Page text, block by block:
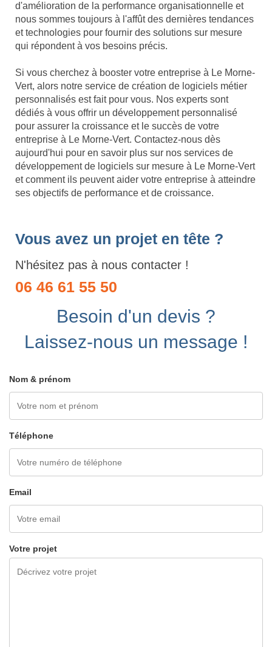
d'amélioration de la performance organisationnelle et
nous sommes toujours à l'affût des dernières tendances
et technologies pour fournir des solutions sur mesure
qui répondent à vos besoins précis.
Si vous cherchez à booster votre entreprise à Le Morne-
Vert, alors notre service de création de logiciels métier
personnalisés est fait pour vous. Nos experts sont
dédiés à vous offrir un développement personnalisé
pour assurer la croissance et le succès de votre
entreprise à Le Morne-Vert. Contactez-nous dès
aujourd'hui pour en savoir plus sur nos services de
développement de logiciels sur mesure à Le Morne-Vert
et comment ils peuvent aider votre entreprise à atteindre
ses objectifs de performance et de croissance.
Vous avez un projet en tête ?
N'hésitez pas à nous contacter !
06 46 61 55 50
Besoin d'un devis ?
Laissez-nous un message !
Nom & prénom
Téléphone
Email
Votre projet